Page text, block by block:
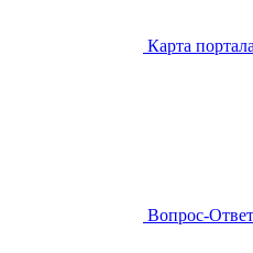
Карта
Вопрос-Ответ